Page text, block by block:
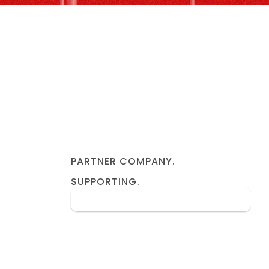
PARTNER COMPANY.
SUPPORTING.